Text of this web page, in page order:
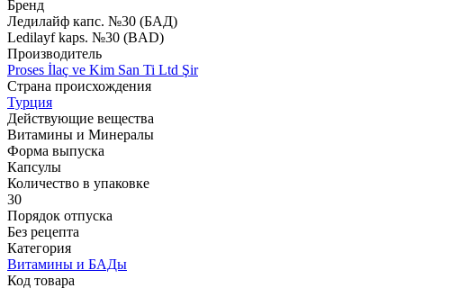
Бренд
Ледилайф капс. №30 (БАД)
Ledilayf kaps. №30 (BAD)
Производитель
Proses İlaç ve Kim San Ti Ltd Şir
Страна происхождения
Турция
Действующие вещества
Витамины и Минералы
Форма выпуска
Капсулы
Количество в упаковке
30
Порядок отпуска
Без рецепта
Категория
Витамины и БАДы
Код товара